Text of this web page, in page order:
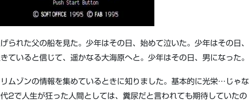
られた父の船を見た。少年はその日、始めて泣いた。少年はその日、
ていると信じて、遥かなる大海原へと。少年はその日、男になった。
ムゾンの情報を集めているときに知りました。基本的に光栄…じゃな
2で人生が狂った人間としては、糞尿だと言われても期待していたの